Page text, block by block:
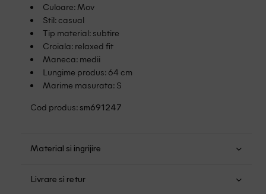
Culoare: Mov
Stil: casual
Tip material: subtire
Croiala: relaxed fit
Maneca: medii
Lungime produs: 64 cm
Marime masurata: S
Cod produs: sm691247
Material si ingrijire
Livrare si retur